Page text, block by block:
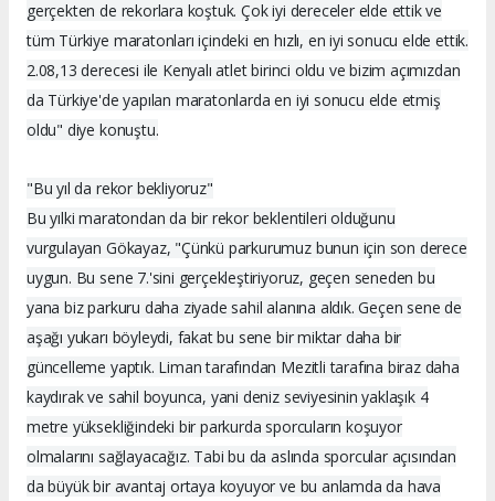
gerçekten de rekorlara koştuk. Çok iyi dereceler elde ettik ve
tüm Türkiye maratonları içindeki en hızlı, en iyi sonucu elde ettik.
2.08,13 derecesi ile Kenyalı atlet birinci oldu ve bizim açımızdan
da Türkiye'de yapılan maratonlarda en iyi sonucu elde etmiş
oldu" diye konuştu.
"Bu yıl da rekor bekliyoruz"
Bu yılki maratondan da bir rekor beklentileri olduğunu
vurgulayan Gökayaz, "Çünkü parkurumuz bunun için son derece
uygun. Bu sene 7.'sini gerçekleştiriyoruz, geçen seneden bu
yana biz parkuru daha ziyade sahil alanına aldık. Geçen sene de
aşağı yukarı böyleydi, fakat bu sene bir miktar daha bir
güncelleme yaptık. Liman tarafından Mezitli tarafına biraz daha
kaydırak ve sahil boyunca, yani deniz seviyesinin yaklaşık 4
metre yüksekliğindeki bir parkurda sporcuların koşuyor
olmalarını sağlayacağız. Tabi bu da aslında sporcular açısından
da büyük bir avantaj ortaya koyuyor ve bu anlamda da hava